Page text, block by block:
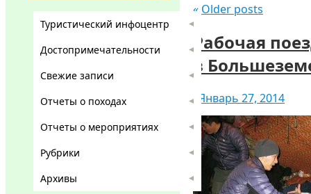
« Older posts
Рабочая
в
Январь 27, 2014
Туристический инфоцентр
Достопримечательности
Свежие записи
Отчеты о походах
Отчеты о мероприятиях
Рубрики
Архивы